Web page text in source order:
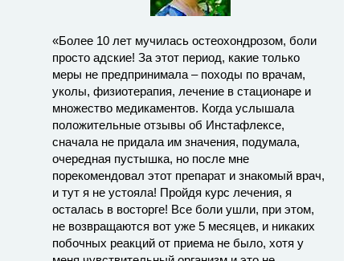
«Более 10 лет мучилась остеохондрозом, боли
просто адские! За этот период, какие только
меры не предпринимала – походы по врачам,
уколы, физиотерапия, лечение в стационаре и
множество медикаментов. Когда услышала
положительные отзывы об Инстафлексе,
сначала не придала им значения, подумала,
очередная пустышка, но после мне
порекомендовал этот препарат и знакомый врач,
и тут я не устояла! Пройдя курс лечения, я
осталась в восторге! Все боли ушли, при этом,
не возвращаются вот уже 5 месяцев, и никаких
побочных реакций от приема не было, хотя у